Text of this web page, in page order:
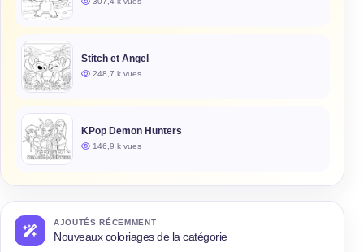
Stitch et Angel
248,7 k vues
KPop Demon Hunters
146,9 k vues
AJOUTÉS RÉCEMMENT
Nouveaux coloriages de la catégorie